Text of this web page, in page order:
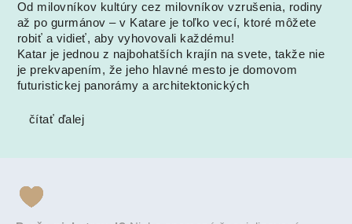
Od milovníkov kultúry cez milovníkov vzrušenia, rodiny
až po gurmánov – v Katare je toľko vecí, ktoré môžete
robiť a vidieť, aby vyhovovali každému!
Katar je jednou z najbohatších krajín na svete, takže nie
je prekvapením, že jeho hlavné mesto je domovom
futuristickej panorámy a architektonických
čítať ďalej